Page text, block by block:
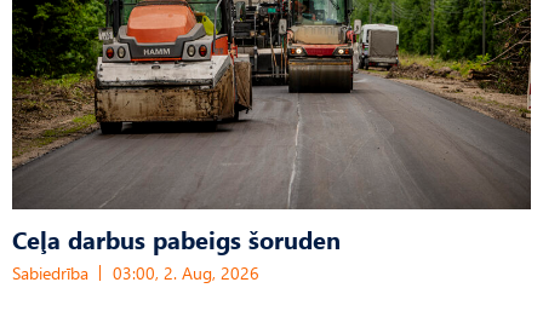
Ceļa darbus pabeigs šoruden
Sabiedrība 03:00, 2. Aug, 2026